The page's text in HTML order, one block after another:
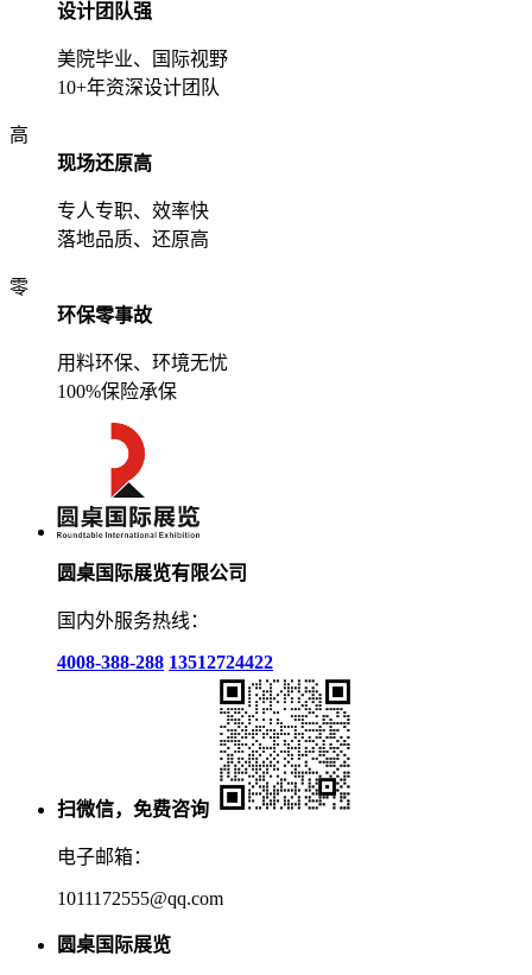
设计团队强
美院毕业、国际视野
10+年资深设计团队
高
现场还原高
专人专职、效率快
落地品质、还原高
零
环保零事故
用料环保、环境无忧
100%保险承保
圆桌国际展览有限公司
国内外服务热线：
4008-388-288 13512724422
扫微信，免费咨询
电子邮箱：
1011172555@qq.com
圆桌国际展览